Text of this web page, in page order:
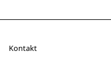
Kontakt